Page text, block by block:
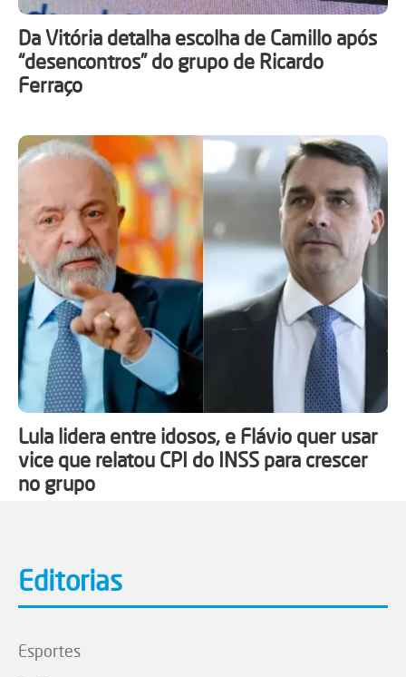
Da Vitória detalha escolha de Camillo após
“desencontros” do grupo de Ricardo
Ferraço
Lula lidera entre idosos, e Flávio quer usar
vice que relatou CPI do INSS para crescer
no grupo
Editorias
Esportes